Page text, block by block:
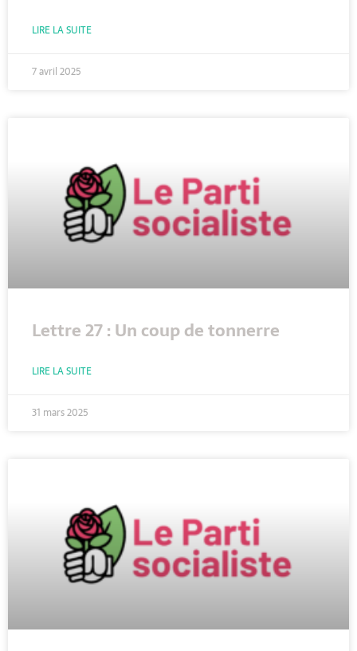
LIRE LA SUITE
7 avril 2025
Lettre 27 : Un coup de tonnerre
LIRE LA SUITE
31 mars 2025